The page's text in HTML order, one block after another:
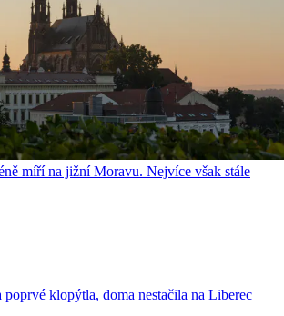
míří na jižní Moravu. Nejvíce však stále
klopýtla, doma nestačila na Liberec